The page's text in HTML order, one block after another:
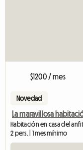
$1200 / mes
Novedad
La maravillosa
Habitación en casa del
2 pers. | 1 mes mínimo